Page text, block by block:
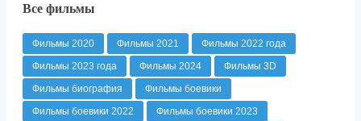
Все фильмы
Фильмы 2020 Фильмы 2021
Фильмы 2022 года
Фильмы 2023 года
Фильмы 2024
Фильмы 3D
Фильмы биография
Фильмы боевики
Фильмы боевики 2022
Фильмы боевики 2023